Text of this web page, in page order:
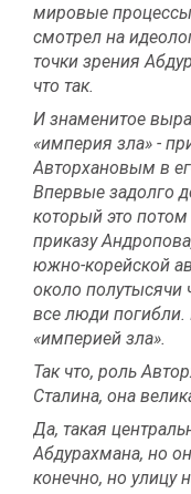
мировые
смотрел на
точки зрения
что так.
И знаменитое
«империя зла» -
Авторхановым в
Впервые задолго
который это потом
приказу
южно-корейской
около полутысячи
все люди погибли.
«империей зла».
Так что, роль
Сталина, она
Да, такая
Абдурахмана, но
конечно, но улицу